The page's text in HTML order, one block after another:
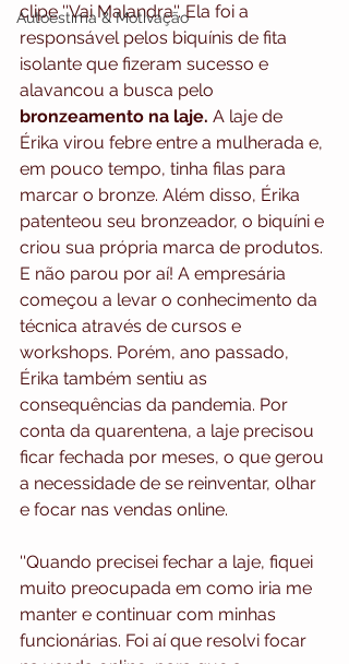
Autoestima & Motivação
clipe ''Vai Malandra''. Ela foi a
responsável pelos biquínis de fita
isolante que fizeram sucesso e
alavancou a busca pelo
bronzeamento na laje. A laje de
Érika virou febre entre a mulherada e,
em pouco tempo, tinha filas para
marcar o bronze. Além disso, Érika
patenteou seu bronzeador, o biquíni e
criou sua própria marca de produtos.
E não parou por aí! A empresária
começou a levar o conhecimento da
técnica através de cursos e
workshops. Porém, ano passado,
Érika também sentiu as
consequências da pandemia. Por
conta da quarentena, a laje precisou
ficar fechada por meses, o que gerou
a necessidade de se reinventar, olhar
e focar nas vendas online.
''Quando precisei fechar a laje, fiquei
muito preocupada em como iria me
manter e continuar com minhas
funcionárias. Foi aí que resolvi focar